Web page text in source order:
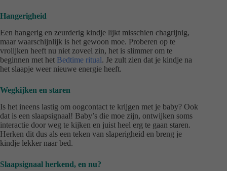
Hangerigheid
Een hangerig en zeurderig kindje lijkt misschien chagrijnig,
maar waarschijnlijk is het gewoon moe. Proberen op te
vrolijken heeft nu niet zoveel zin, het is slimmer om te
beginnen met het Bedtime ritual. Je zult zien dat je kindje na
het slaapje weer nieuwe energie heeft.
Wegkijken en staren
Is het ineens lastig om oogcontact te krijgen met je baby? Ook
dat is een slaapsignaal! Baby’s die moe zijn, ontwijken soms
interactie door weg te kijken en juist heel erg te gaan staren.
Herken dit dus als een teken van slaperigheid en breng je
kindje lekker naar bed.
Slaapsignaal herkend, en nu?